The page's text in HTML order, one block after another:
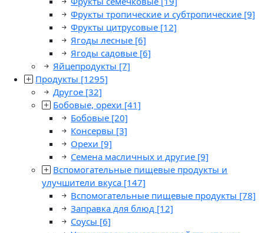
Фрукты тропические и субтропические [9]
Фрукты цитрусовые [12]
Ягоды лесные [6]
Ягоды садовые [6]
Яйцепродукты [7]
Продукты [1295]
Другое [32]
Бобовые, орехи [41]
Бобовые [20]
Консервы [3]
Орехи [9]
Семена масличных и другие [9]
Вспомогательные пищевые продукты и
улучшители вкуса [147]
Вспомогательные пищевые продукты [78]
Заправка для блюд [12]
Соусы [6]